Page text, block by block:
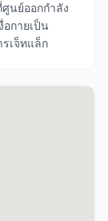
นย์ออกกำลัง
อกายเป็น
เจ็ทแล็ก